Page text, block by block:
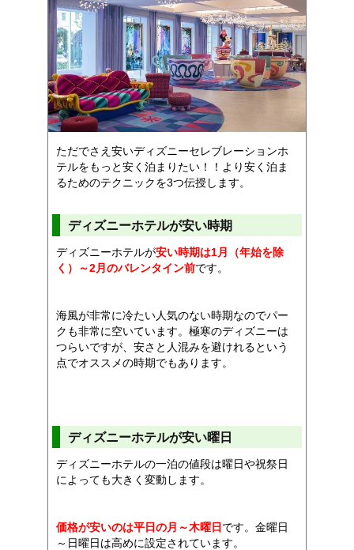
ただでさえ安いディズニーセレブレーションホ
テルをもっと安く泊まりたい！！より安く泊ま
るためのテクニックを3つ伝授します。
ディズニーホテルが安い時期
ディズニーホテルが安い時期は1月（年始を除
く）～2月のバレンタイン前です。
海風が非常に冷たい人気のない時期なのでパー
クも非常に空いています。極寒のディズニーは
つらいですが、安さと人混みを避けれるという
点でオススメの時期でもあります。
ディズニーホテルが安い曜日
ディズニーホテルの一泊の値段は曜日や祝祭日
によっても大きく変動します。
価格が安いのは平日の月～木曜日 です。金曜日
～日曜日は高めに設定されています。